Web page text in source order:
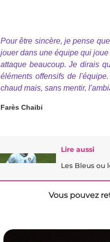
Pour être sincère, je pense
jouer dans une équipe qui
attaque beaucoup. Je dirais
éléments offensifs de
chaud mais, sans mentir,
Farès Chaibi
Lire aussi
Les Bleus ou
Vous pouvez